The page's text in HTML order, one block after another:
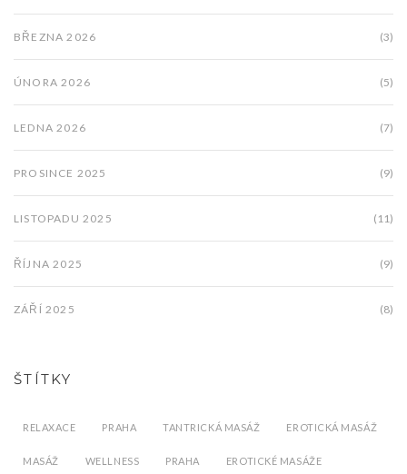
BŘEZNA 2026 (3)
ÚNORA 2026 (5)
LEDNA 2026 (7)
PROSINCE 2025 (9)
LISTOPADU 2025 (11)
ŘÍJNA 2025 (9)
ZÁŘÍ 2025 (8)
ŠTÍTKY
RELAXACE PRAHA TANTRICKÁ MASÁŽ EROTICKÁ MASÁŽ
MASÁŽ WELLNESS PRAHA EROTICKÉ MASÁŽE